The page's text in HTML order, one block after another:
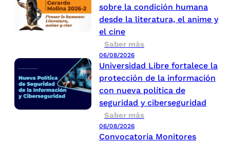
sobre la condición humana
desde la literatura, el anime y
el cine
Saber más
06/08/2026
Universidad Libre fortalece la
protección de la información
con nueva política de
seguridad y ciberseguridad
Saber más
06/08/2026
Convocatoria Monitores